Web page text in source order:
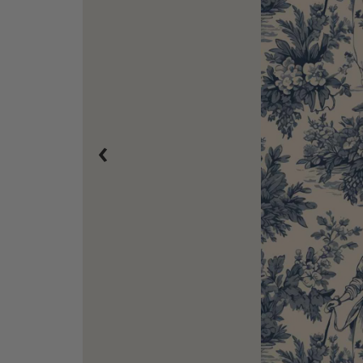
Half-Wall Peel & Stick Behang / Gestreepte
‹